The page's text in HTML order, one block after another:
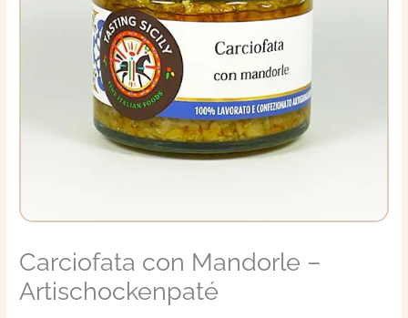
Carciofata con Mandorle –
Artischockenpaté
Carciofata
con
Mandorle